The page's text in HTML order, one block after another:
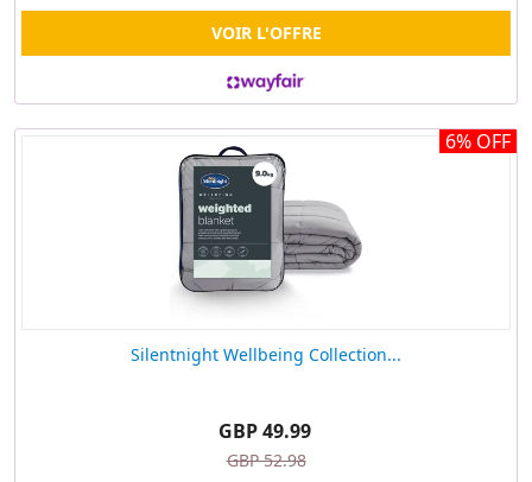
VOIR L'OFFRE
6% OFF
Silentnight Wellbeing Collection...
GBP 49.99
GBP 52.98